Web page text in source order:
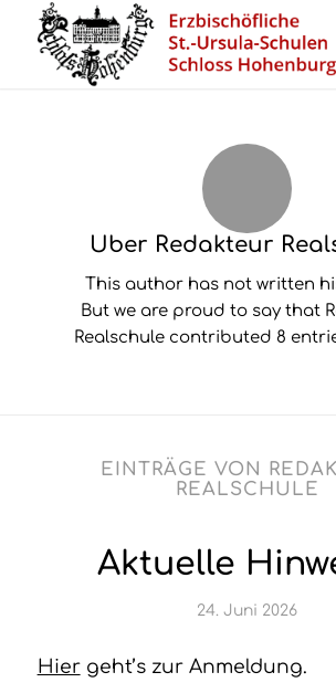
Über Redakteur
This author has not written
But we are proud to say that
Realschulecontributed 8
EINTRÄGE VON
REALSCHULE
Aktuelle
24. Juni 2026
Hiergeht’s zur Anmeldung.